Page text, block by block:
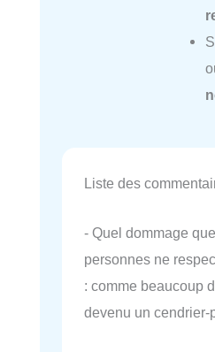
Liste des
- Quel dommage
personnes ne
: comme beaucoup
devenu un cendrier-